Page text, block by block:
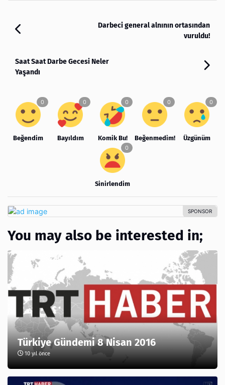
Darbeci general alnının ortasından
vuruldu!
Saat Saat Darbe Gecesi Neler
Yaşandı
Beğendim Bayıldım Komik Bu! Beğenmedim! Üzgünüm
Sinirlendim
You may also be interested in;
Türkiye Gündemi 8 Nisan 2016
10 yıl önce